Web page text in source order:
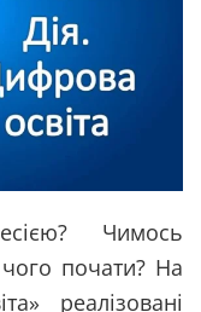
Чимось
почати? На
реалізовані